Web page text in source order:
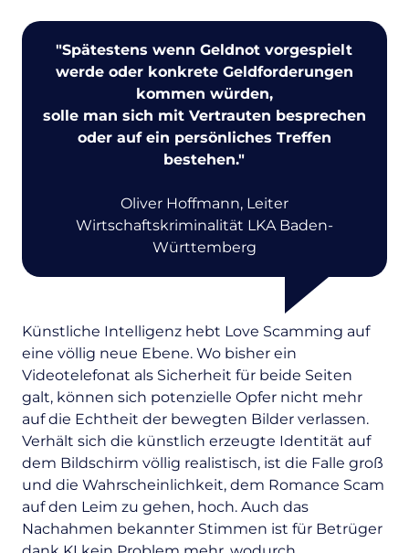
"Spätestens wenn Geldnot vorgespielt
werde oder konkrete Geldforderungen
kommen würden,
solle man sich mit Vertrauten besprechen
oder auf ein persönliches Treffen
bestehen."
Oliver Hoffmann, Leiter
Wirtschaftskriminalität LKA Baden-
Württemberg
Künstliche Intelligenz hebt Love Scamming auf
eine völlig neue Ebene. Wo bisher ein
Videotelefonat als Sicherheit für beide Seiten
galt, können sich potenzielle Opfer nicht mehr
auf die Echtheit der bewegten Bilder verlassen.
Verhält sich die künstlich erzeugte Identität auf
dem Bildschirm völlig realistisch, ist die Falle groß
und die Wahrscheinlichkeit, dem Romance Scam
auf den Leim zu gehen, hoch. Auch das
Nachahmen bekannter Stimmen ist für Betrüger